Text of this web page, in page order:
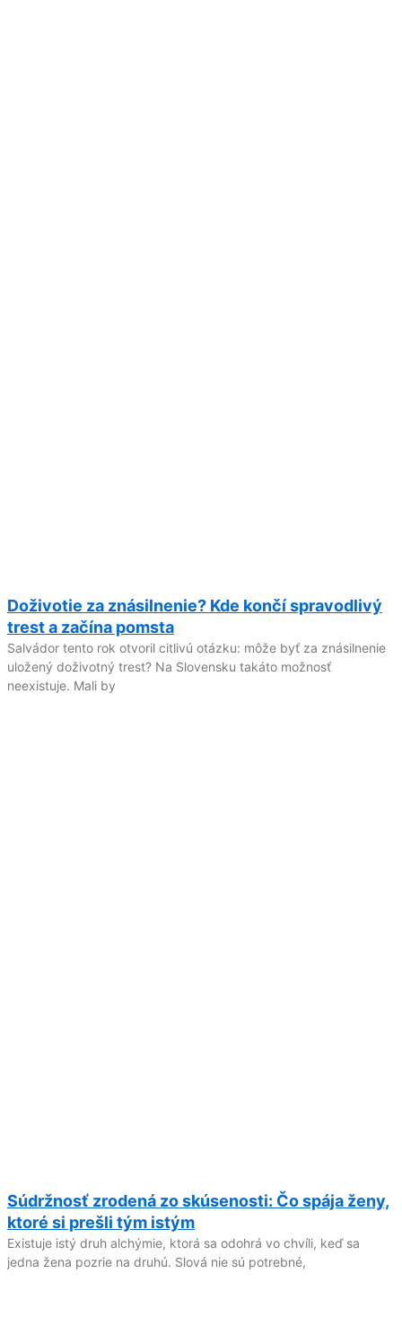
Doživotie za znásilnenie? Kde končí spravodlivý
trest a začína pomsta
Salvádor tento rok otvoril citlivú otázku: môže byť za znásilnenie
uložený doživotný trest? Na Slovensku takáto možnosť
neexistuje. Mali by
Súdržnosť zrodená zo skúsenosti: Čo spája ženy,
ktoré si prešli tým istým
Existuje istý druh alchýmie, ktorá sa odohrá vo chvíli, keď sa
jedna žena pozrie na druhú. Slová nie sú potrebné,